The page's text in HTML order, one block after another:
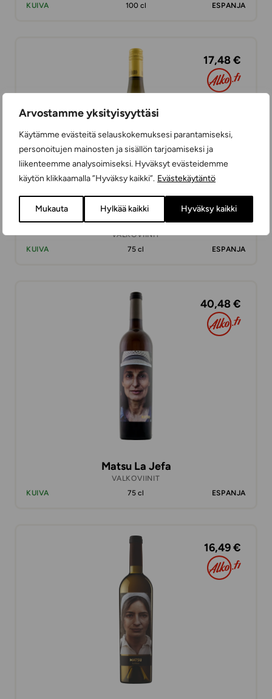
Arvostamme yksityisyyttäsi
Käytämme evästeitä selauskokemuksesi parantamiseksi,
personoitujen mainosten ja sisällön tarjoamiseksi ja
liikenteemme analysoimiseksi. Hyväksyt evästeidemme
käytön klikkaamalla ”Hyväksy kaikki”. Evästekäytäntö
Mukauta Hylkää kaikki Hyväksy kaikki
KUIVA 100 cl ESPANJA
17,48 €
Hacienda Lopez de Haro Viura
VALKOVIINIT
KUIVA
75 cl ESPANJA
40,48 €
Matsu La Jefa
VALKOVIINIT
KUIVA
75 cl ESPANJA
16,49 €